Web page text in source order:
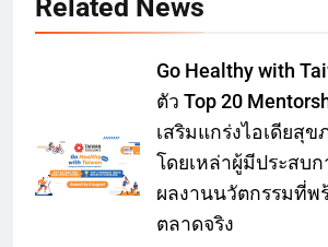
Related News
Go Healthy with
ตัว Top 20
เสริมแกร่งไอเดียสุ
โดยเหล่าผู้มีประสบ
ผลงานนวัตกรรมที่พ
ตลาดจริง